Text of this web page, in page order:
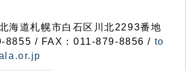
道札幌市白石区川北2293番地
8855 / FAX：011-879-8856 / to